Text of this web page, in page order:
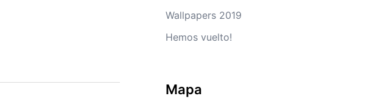
Wallpapers 2019
Hemos vuelto!
Mapa